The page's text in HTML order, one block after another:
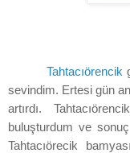
Tahtacıörencik
sevindim. Ertesi gün
artırdı.
buluşturdum ve
Tahtacıörecik